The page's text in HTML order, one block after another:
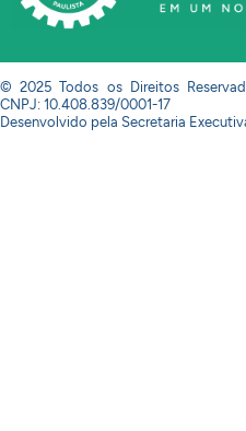
© 2025 Todos os Direitos
CNPJ: 10.408.839/0001-17
Desenvolvido pela Secretaria